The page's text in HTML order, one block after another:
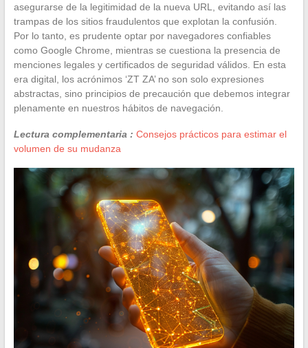
asegurarse de la legitimidad de la nueva URL, evitando así las
trampas de los sitios fraudulentos que explotan la confusión.
Por lo tanto, es prudente optar por navegadores confiables
como Google Chrome, mientras se cuestiona la presencia de
menciones legales y certificados de seguridad válidos. En esta
era digital, los acrónimos ‘ZT ZA’ no son solo expresiones
abstractas, sino principios de precaución que debemos integrar
plenamente en nuestros hábitos de navegación.
Lectura complementaria : Consejos prácticos para estimar el
volumen de su mudanza